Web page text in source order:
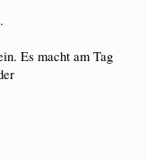
Es macht am Tag